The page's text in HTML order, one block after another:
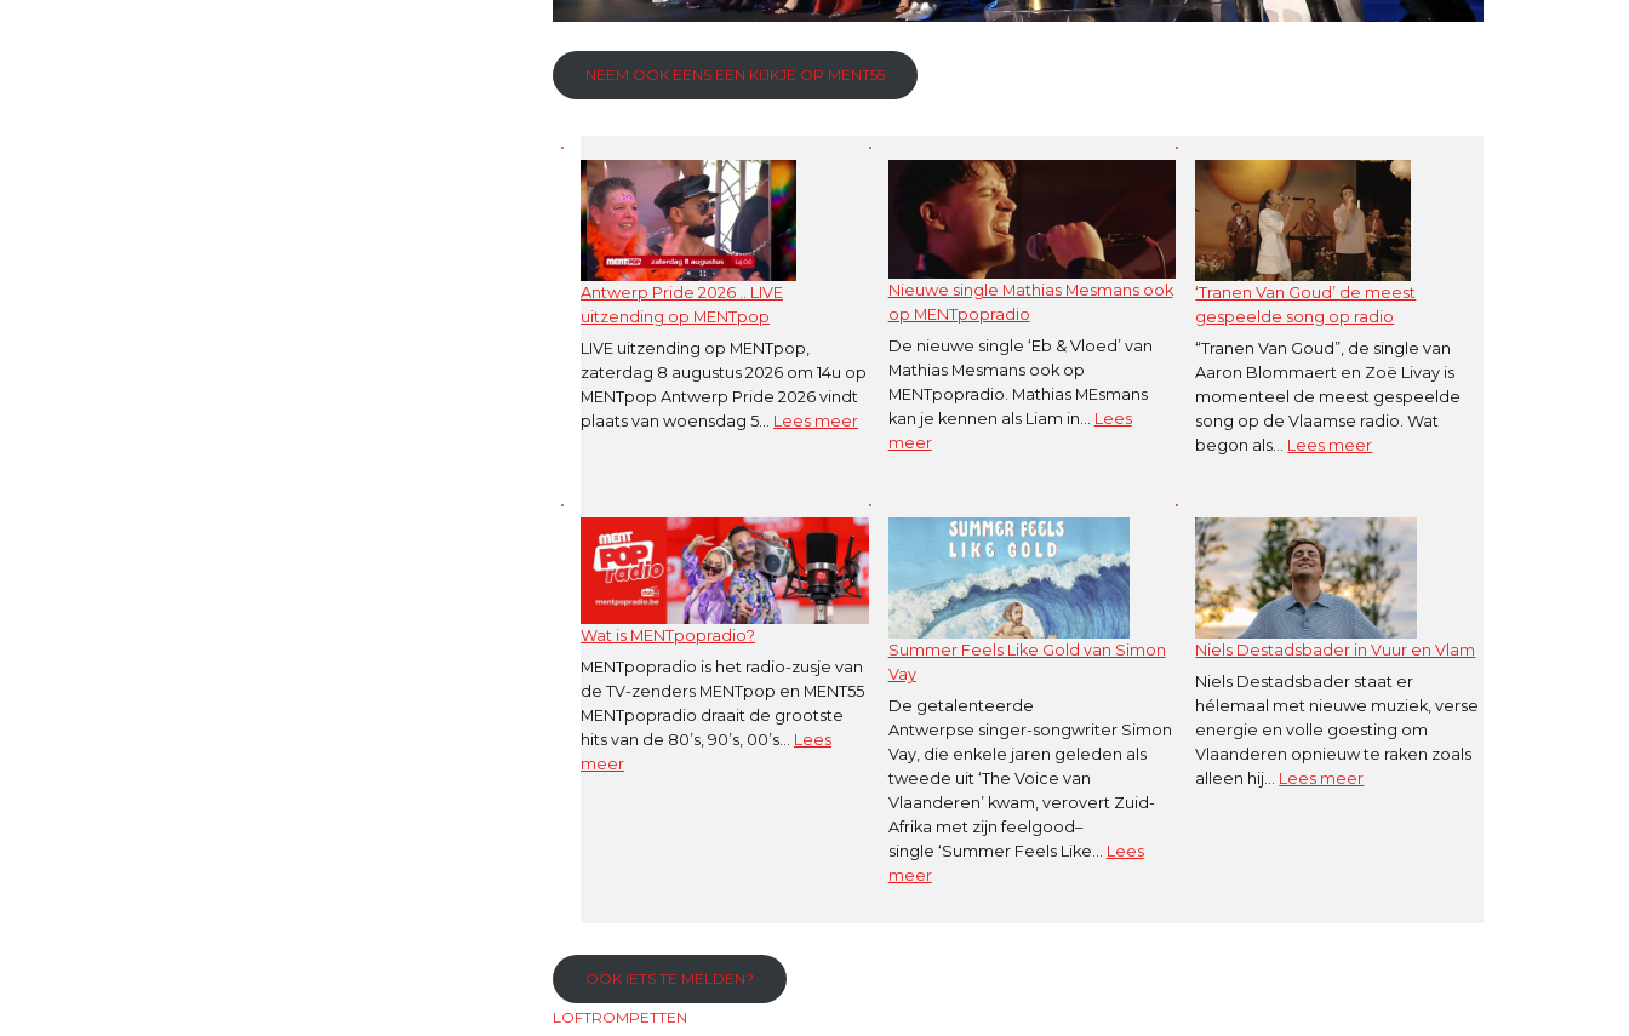
NEEM OOK EENS EEN KIJKJE OP MENT55
Antwerp Pride 2026 .. LIVE
uitzending op MENTpop
LIVE uitzending op MENTpop,
zaterdag 8 augustus 2026 om 14u op
MENTpop Antwerp Pride 2026 vindt
plaats van woensdag 5… Lees meer:
Antwerp
..
LIVE
uitzending
op
MENTpop
Nieuwe single Mathias Mesmans ook
op MENTpopradio
De nieuwe single ‘Eb & Vloed’ van
Mathias Mesmans ook op
MENTpopradio. Mathias MEsmans
kan je kennen als Liam in… Lees
meer:
Mathias
Mesmans
ook
op
MENTpopradio
‘Tranen Van Goud’ de meest
gespeelde song op radio
“Tranen Van Goud”, de single van
Aaron Blommaert en Zoë Livay is
momenteel de meest gespeelde
song op de Vlaamse radio. Wat
begon als… Lees meer:
Goud’
de
meest
gespeelde
song
op
radio
Wat is MENTpopradio?
MENTpopradio is het radio-zusje van
de TV-zenders MENTpop en MENT55
MENTpopradio draait de grootste
hits van de 80’s, 90’s, 00’s… Lees
meer:
Summer Feels Like Gold van Simon
Vay
De getalenteerde
Antwerpse singer-songwriter Simon
Vay, die enkele jaren geleden als
tweede uit ‘The Voice van
Vlaanderen’ kwam, verovert Zuid-
Afrika met zijn feelgood–
single ‘Summer Feels Like… Lees
meer:
Niels Destadsbader in Vuur en Vlam
Niels Destadsbader staat er
hélemaal met nieuwe muziek, verse
energie en volle goesting om
Vlaanderen opnieuw te raken zoals
alleen hij… Lees meer:
OOK IETS TE MELDEN?
LOFTROMPETTEN